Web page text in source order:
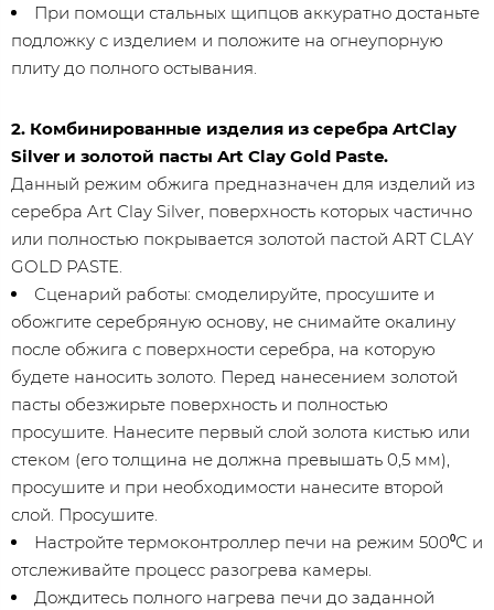
При помощи стальных щипцов аккуратно достаньте
подложку с изделием и положите на огнеупорную
плиту до полного остывания.
2. Комбинированные изделия из серебра ArtClay
Silver и золотой пасты Art Clay Gold Paste.
Данный режим обжига предназначен для изделий из
серебра Art Clay Silver, поверхность которых частично
или полностью покрывается золотой пастой ART CLAY
GOLD PASTE.
Сценарий работы: смоделируйте, просушите и
обожгите серебряную основу, не снимайте окалину
после обжига с поверхности серебра, на которую
будете наносить золото. Перед нанесением золотой
пасты обезжирьте поверхность и полностью
просушите. Нанесите первый слой золота кистью или
стеком (его толщина не должна превышать 0,5 мм),
просушите и при необходимости нанесите второй
слой. Просушите.
Настройте термоконтроллер печи на режим 500⁰С и
отслеживайте процесс разогрева камеры.
Дождитесь полного нагрева печи до заданной